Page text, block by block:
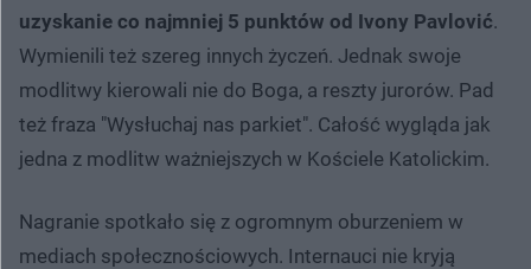
uzyskanie co najmniej 5 punktów od Ivony Pavlović.
Wymienili też szereg innych życzeń. Jednak swoje
modlitwy kierowali nie do Boga, a reszty jurorów. Pad
też fraza "Wysłuchaj nas parkiet". Całość wygląda jak
jedna z modlitw ważniejszych w Kościele Katolickim.
Nagranie spotkało się z ogromnym oburzeniem w
mediach społecznościowych. Internauci nie kryją